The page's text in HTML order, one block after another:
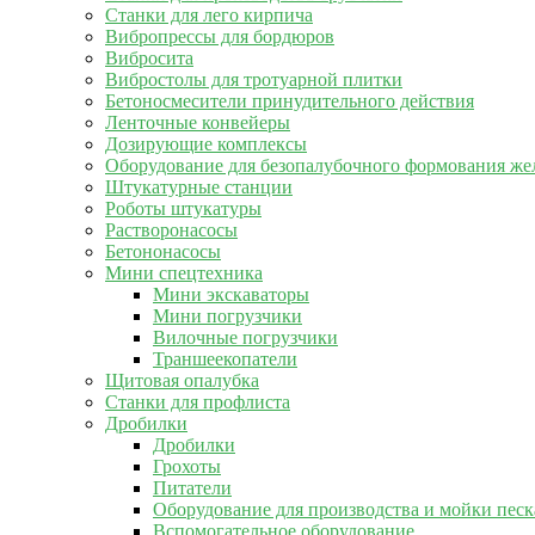
Станки для лего кирпича
Вибропрессы для бордюров
Вибросита
Вибростолы для тротуарной плитки
Бетоносмесители принудительного действия
Ленточные конвейеры
Дозирующие комплексы
Оборудование для безопалубочного формования
Штукатурные станции
Роботы штукатуры
Растворонасосы
Бетононасосы
Мини спецтехника
Мини экскаваторы
Мини погрузчики
Вилочные погрузчики
Траншеекопатели
Щитовая опалубка
Станки для профлиста
Дробилки
Дробилки
Грохоты
Питатели
Оборудование для производства и мойки
Вспомогательное оборудование